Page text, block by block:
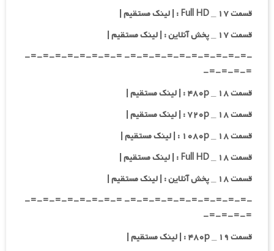
قسمت ۱۷ _ Full HD : | لینک مستقیم |
قسمت ۱۷ _ پخش آنلاین : | لینک مستقیم |
-=-=-=-=-=-=-=-=-=-=- =-=-=-=-=-=-=-=-
=-=-=-=-
قسمت ۱۸ _ ۴۸۰p : | لینک مستقیم |
قسمت ۱۸ _ ۷۲۰p : | لینک مستقیم |
قسمت ۱۸ _ ۱۰۸۰p : | لینک مستقیم |
قسمت ۱۸ _ Full HD : | لینک مستقیم |
قسمت ۱۸ _ پخش آنلاین : | لینک مستقیم |
-=-=-=-=-=-=-=-=-=-=- =-=-=-=-=-=-=-=-
=-=-=-=-
قسمت ۱۹ _ ۴۸۰p : | لینک مستقیم |